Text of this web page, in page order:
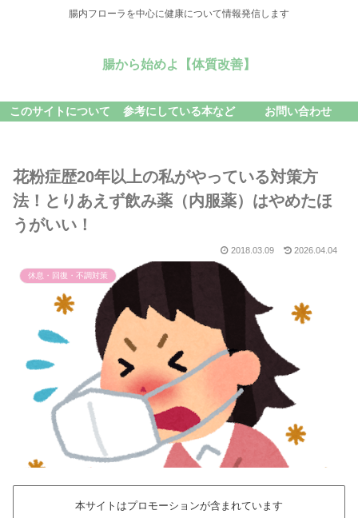
腸内フローラを中心に健康について情報発信します
腸から始めよ【体質改善】
このサイトについて 参考にしている本など お問い合わせ
花粉症歴20年以上の私がやっている対策方
法！とりあえず飲み薬（内服薬）はやめたほ
うがいい！
2018.03.09 2026.04.04
休息・回復・不調対策
本サイトはプロモーションが含まれています